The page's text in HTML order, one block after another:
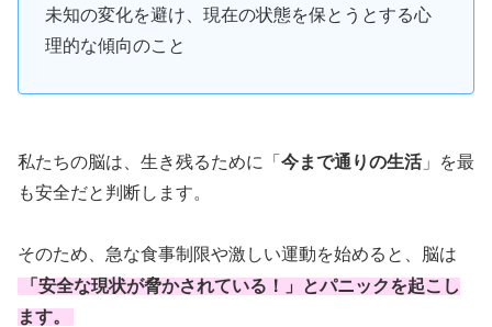
未知の変化を避け、現在の状態を保とうとする心
理的な傾向のこと
私たちの脳は、生き残るために「 今まで通りの生活」を最
も安全だと判断します。
そのため、急な食事制限や激しい運動を始めると、脳は
「安全な現状が脅かされている！
」とパニックを起こし
ます。